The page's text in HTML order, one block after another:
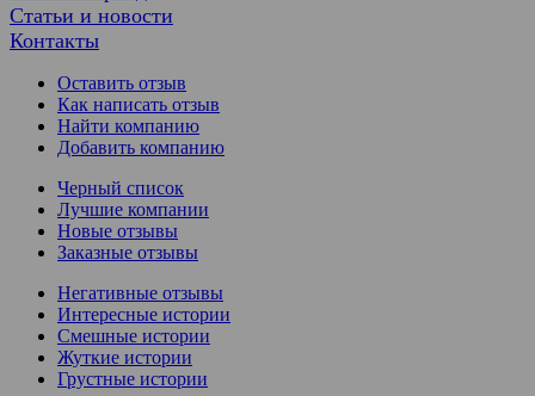
Статьи и новости
Контакты
Оставить отзыв
Как написать отзыв
Найти компанию
Добавить компанию
Черный список
Лучшие компании
Новые отзывы
Заказные отзывы
Негативные отзывы
Интересные истории
Смешные истории
Жуткие истории
Грустные истории